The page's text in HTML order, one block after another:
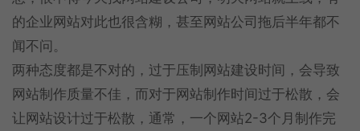
的企业网站对此也很含糊，甚至网站公司拖后半年都不
闻不问。
两种态度都是不对的，过于压制网站建设时间，会导致
网站制作质量不佳，而对于网站制作时间过于松散，会
让网站设计过于松散，通常，一个网站2-3个月制作完